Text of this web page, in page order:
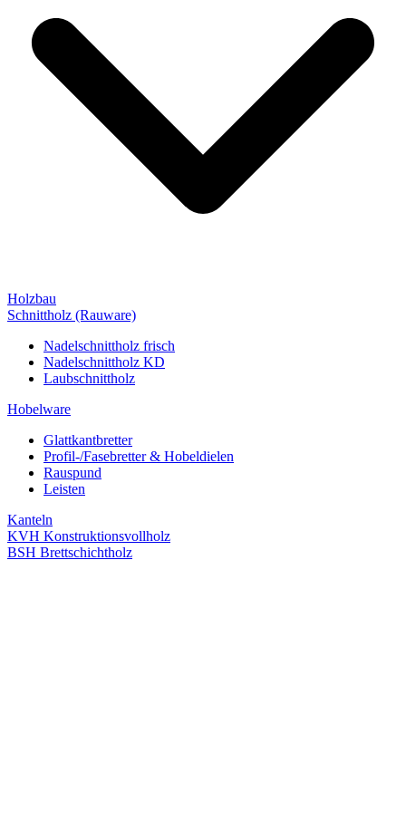
Holzbau
Schnittholz (Rauware)
Nadelschnittholz frisch
Nadelschnittholz KD
Laubschnittholz
Hobelware
Glattkantbretter
Profil-/Fasebretter & Hobeldielen
Rauspund
Leisten
Kanteln
KVH Konstruktionsvollholz
BSH Brettschichtholz